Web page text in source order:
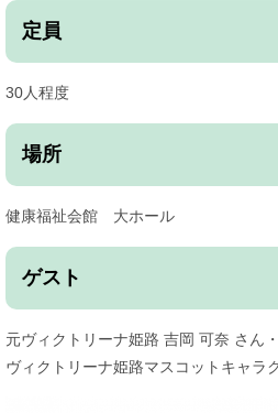
定員
30人程度
場所
健康福祉会館 大ホール
ゲスト
元ヴィクトリーナ姫路 吉岡 可奈 さん
ヴィクトリーナ姫路マスコットキャラ